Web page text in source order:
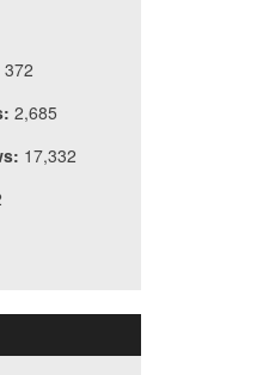
372
2,685
17,332